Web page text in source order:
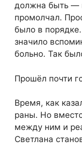
должна быть —
промолчал.
было в
значило
больно. Так
Прошёл почти
Время, как
раны. Но
между ним и
Светлана